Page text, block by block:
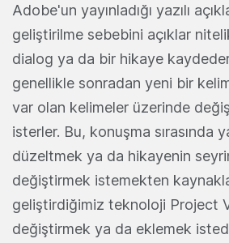
Adobe'un yayınladığı yazılı
geliştirilme sebebini açıklar
dialog ya da bir hikaye
genellikle sonradan yeni bir
var olan kelimeler üzerinde
isterler. Bu, konuşma sırasında
düzeltmek ya da hikayenin
değiştirmek istemekten
geliştirdiğimiz teknoloji Project
değiştirmek ya da eklemek